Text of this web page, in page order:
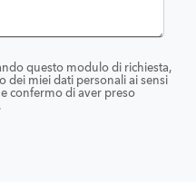
questo modulo di richiesta,
dei miei dati personali ai sensi
confermo di aver preso